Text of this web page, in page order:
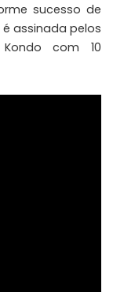
sucesso de
assinada pelos
com 10